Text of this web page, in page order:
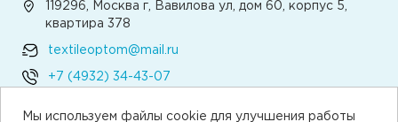
Мы используем файлы cookie для улучшения работы
119296, Москва г, Вавилова ул, дом 60, корпус 5,
квартира 378
textileoptom@mail.ru
+7 (4932) 34-43-07